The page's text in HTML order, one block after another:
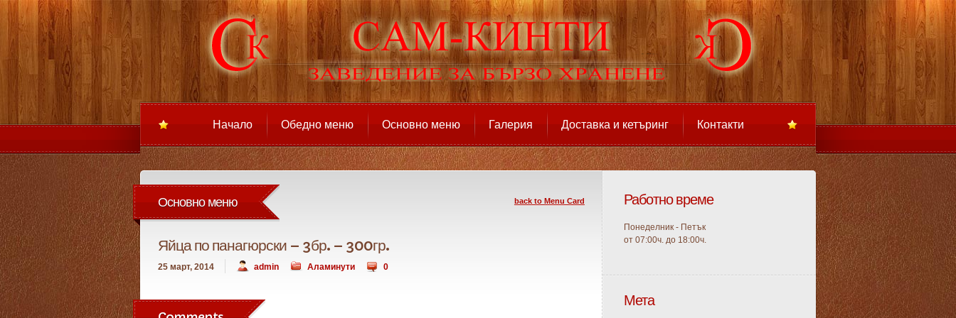
Начало Обедно меню Основно меню Галерия Доставка и кетъринг Контакти
back to Menu Card
Основно меню
Яйца по панагюрски – 3бр. – 300гр.
25 март, 2014 admin Аламинути 0
Работно време
Понеделник - Петък
от 07:00ч. до 18:00ч.
Мета